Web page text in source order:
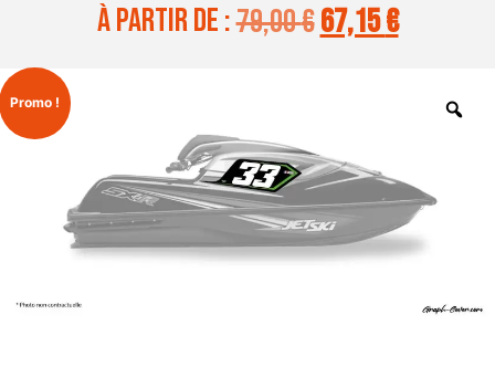
à partir de :79,00€67,15€
Promo !